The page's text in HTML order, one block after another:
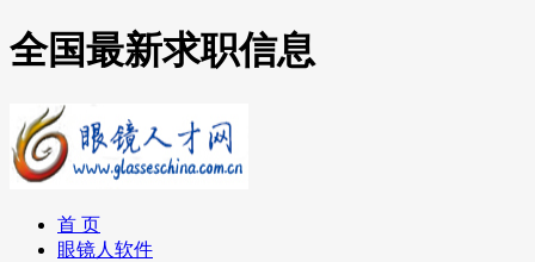
全国最新求职信息
首 页
眼镜人软件